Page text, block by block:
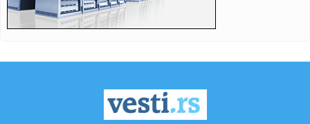
20:30:Vučić: "Sutra nastavljam posetu Zlatiborskom, a posetiću i
op...
Skandalozne reči Nenada Čanka o SPC: Nazvao ih "gomila